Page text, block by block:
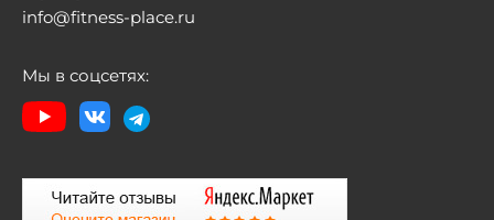
info@fitness-place.ru
Мы в соцсетях: